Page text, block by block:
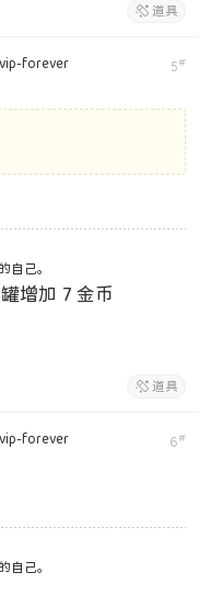
 道具
5#
自己。
增加 7 金币
 道具
6#
自己。